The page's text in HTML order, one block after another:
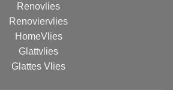
Renovlies
Renoviervlies
HomeVlies
Glattvlies
Glattes Vlies